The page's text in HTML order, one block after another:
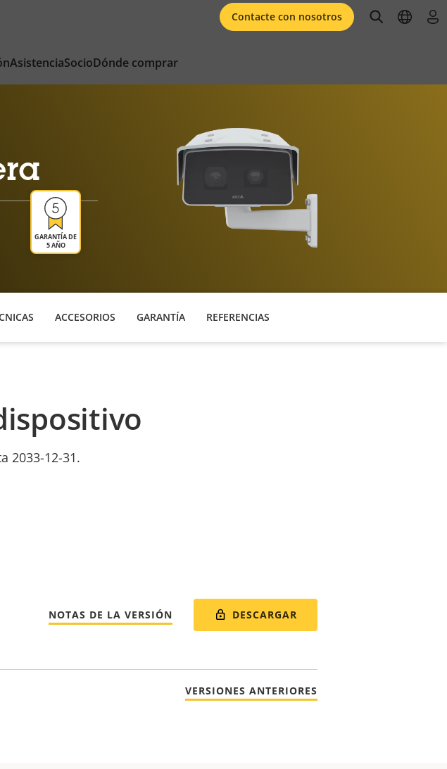
AsistenciaSocioDónde comprar
Contacte con nosotros openopen
GARANTÍA DE
5 AÑO
ACCESORIOS GARANTÍA REFERENCIAS
2033-12-31.
NOTAS DE LA VERSIÓN DESCARGAR
VERSIONES ANTERIORES